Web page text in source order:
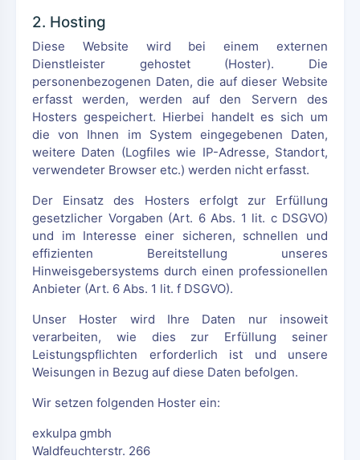
2. Hosting
Diese Website wird bei einem externen
Dienstleister gehostet (Hoster). Die
personenbezogenen Daten, die auf dieser Website
erfasst werden, werden auf den Servern des
Hosters gespeichert. Hierbei handelt es sich um
die von Ihnen im System eingegebenen Daten,
weitere Daten (Logfiles wie IP-Adresse, Standort,
verwendeter Browser etc.) werden nicht erfasst.
Der Einsatz des Hosters erfolgt zur Erfüllung
gesetzlicher Vorgaben (Art. 6 Abs. 1 lit. c DSGVO)
und im Interesse einer sicheren, schnellen und
effizienten Bereitstellung unseres
Hinweisgebersystems durch einen professionellen
Anbieter (Art. 6 Abs. 1 lit. f DSGVO).
Unser Hoster wird Ihre Daten nur insoweit
verarbeiten, wie dies zur Erfüllung seiner
Leistungspflichten erforderlich ist und unsere
Weisungen in Bezug auf diese Daten befolgen.
Wir setzen folgenden Hoster ein:
exkulpa gmbh
Waldfeuchterstr. 266